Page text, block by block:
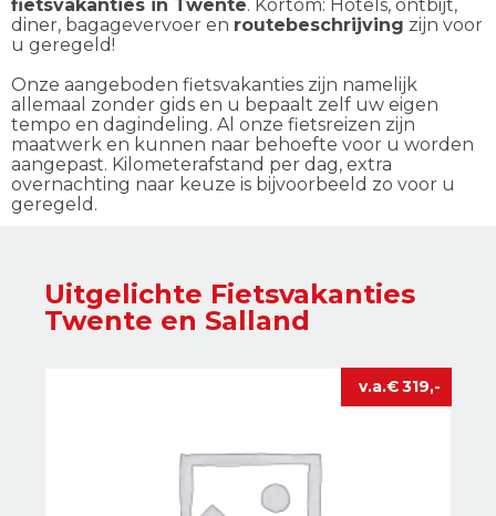
fietsvakanties in Twente. Kortom: Hotels, ontbijt,
diner, bagagevervoer en routebeschrijving zijn voor
u geregeld!
Onze aangeboden fietsvakanties zijn namelijk
allemaal zonder gids en u bepaalt zelf uw eigen
tempo en dagindeling. Al onze fietsreizen zijn
maatwerk en kunnen naar behoefte voor u worden
aangepast. Kilometerafstand per dag, extra
overnachting naar keuze is bijvoorbeeld zo voor u
geregeld.
Uitgelichte Fietsvakanties
Twente en Salland
€319